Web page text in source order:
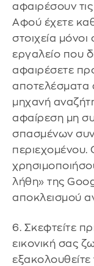
αφαιρέσουν
Αφού έχετε
στοιχεία
εργαλείο που
αφαιρέσετε
αποτελέσματα
μηχανή
αφαίρεση μη
σπασμένων
περιεχομένου.
λήθη» της
αποκλεισμού
6. Σκεφτείτε
εικονική σας
εξακολουθείτε